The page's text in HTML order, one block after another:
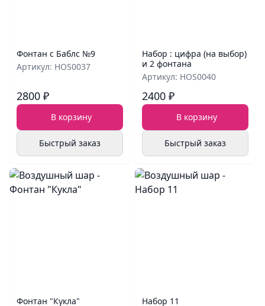
Фонтан с Баблс №9
Артикул: HOS0037
2800 ₽
В корзину
Быстрый заказ
Набор : цифра (на выбор)
и 2 фонтана
Артикул: HOS0040
2400 ₽
В корзину
Быстрый заказ
Фонтан "Кукла" Набор 11